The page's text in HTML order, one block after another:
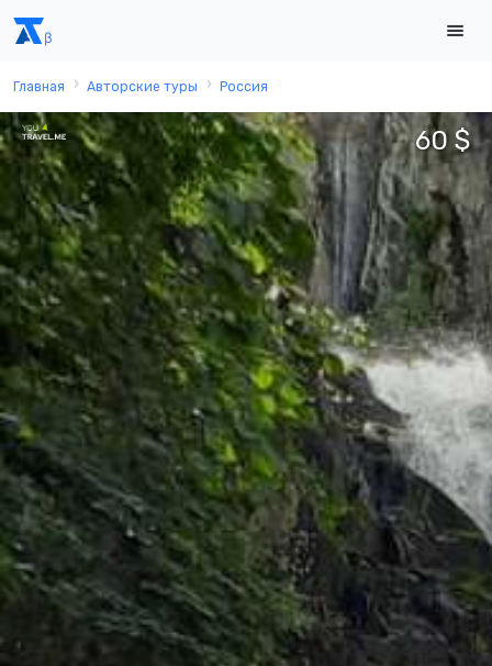
Главная Авторские туры Россия
60 $